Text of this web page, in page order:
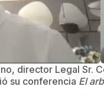
director Legal Sr.
su conferencia El